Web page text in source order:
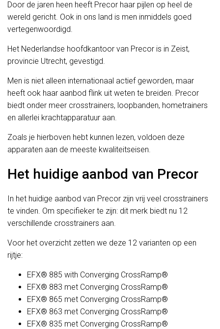
Door de jaren heen heeft Precor haar pijlen op heel de
wereld gericht. Ook in ons land is men inmiddels goed
vertegenwoordigd.
Het Nederlandse hoofdkantoor van Precor is in Zeist,
provincie Utrecht, gevestigd.
Men is niet alleen internationaal actief geworden, maar
heeft ook haar aanbod flink uit weten te breiden. Precor
biedt onder meer crosstrainers, loopbanden, hometrainers
en allerlei krachtapparatuur aan.
Zoals je hierboven hebt kunnen lezen, voldoen deze
apparaten aan de meeste kwaliteitseisen.
Het huidige aanbod van Precor
In het huidige aanbod van Precor zijn vrij veel crosstrainers
te vinden. Om specifieker te zijn: dit merk biedt nu 12
verschillende crosstrainers aan.
Voor het overzicht zetten we deze 12 varianten op een
rijtje:
EFX® 885 with Converging CrossRamp®
EFX® 883 met Converging CrossRamp®
EFX® 865 met Converging CrossRamp®
EFX® 863 met Converging CrossRamp®
EFX® 835 met Converging CrossRamp®